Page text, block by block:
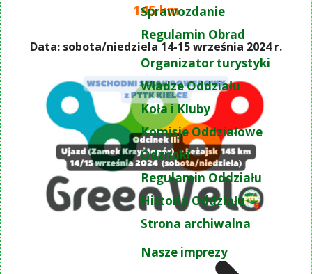
Sprawozdanie
Regulamin Obrad
Organizator turystyki
Władze Oddziału
Koła i Kluby
Komisje Oddziałowe
Odznaki
Regulamin Oddziału
Historia Oddziału
Strona archiwalna
Nasze imprezy
145 km
Data: sobota/niedziela 14-15 września 2024 r.